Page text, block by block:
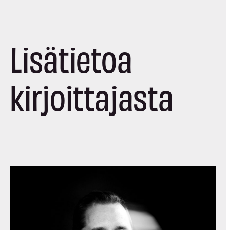
Lisätietoa
kirjoittajasta